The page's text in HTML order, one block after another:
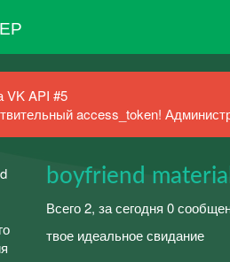
API #5
access_token!
boyfriend material
Всего 2, за сегодня 0
твое идеальное свидание